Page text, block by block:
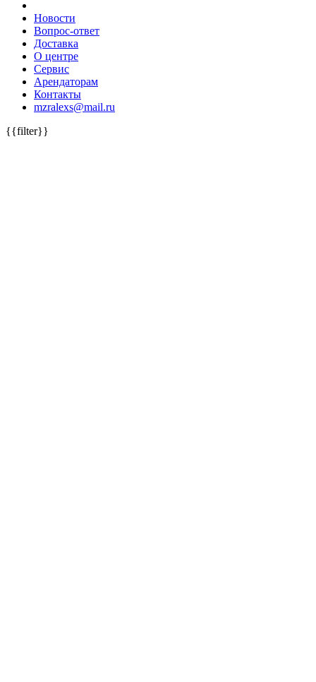
Новости
Вопрос-ответ
Доставка
О центре
Сервис
Арендаторам
Контакты
mzralexs@mail.ru
{{filter}}